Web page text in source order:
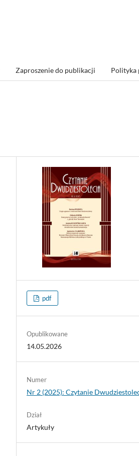
Zaproszenie do publikacji Polityka
pdf
Opublikowane
14.05.2026
Numer
Nr 2 (2025): Czytanie
Dział
Artykuły